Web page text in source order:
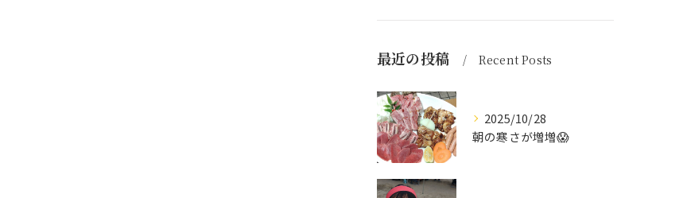
最近の投稿 Recent Posts
2025/10/28
朝の寒さが増増😱